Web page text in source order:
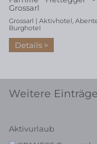
Grossarl
Grossarl | Aktivhotel ,
Burghotel
Details
Weitere
Aktivurlaub